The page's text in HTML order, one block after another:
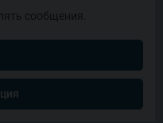
сообщения.